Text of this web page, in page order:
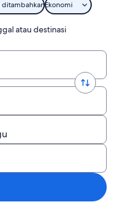
ditambahkanEkonomi
atau destinasi